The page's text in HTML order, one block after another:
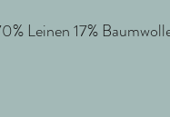
Leinen 17%